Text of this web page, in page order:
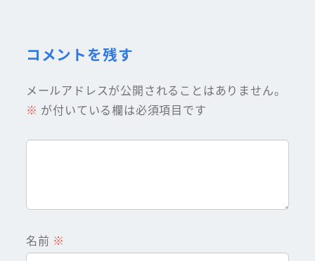
コメントを残す
メールアドレスが公開されることはありません。
※ が付いている欄は必須項目です
名前 ※